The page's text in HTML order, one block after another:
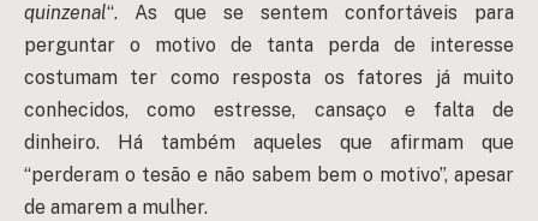
quinzenal“. As que se sentem confortáveis para
perguntar o motivo de tanta perda de interesse
costumam ter como resposta os fatores já muito
conhecidos, como estresse, cansaço e falta de
dinheiro. Há também aqueles que afirmam que
“perderam o tesão e não sabem bem o motivo”, apesar
de amarem a mulher.